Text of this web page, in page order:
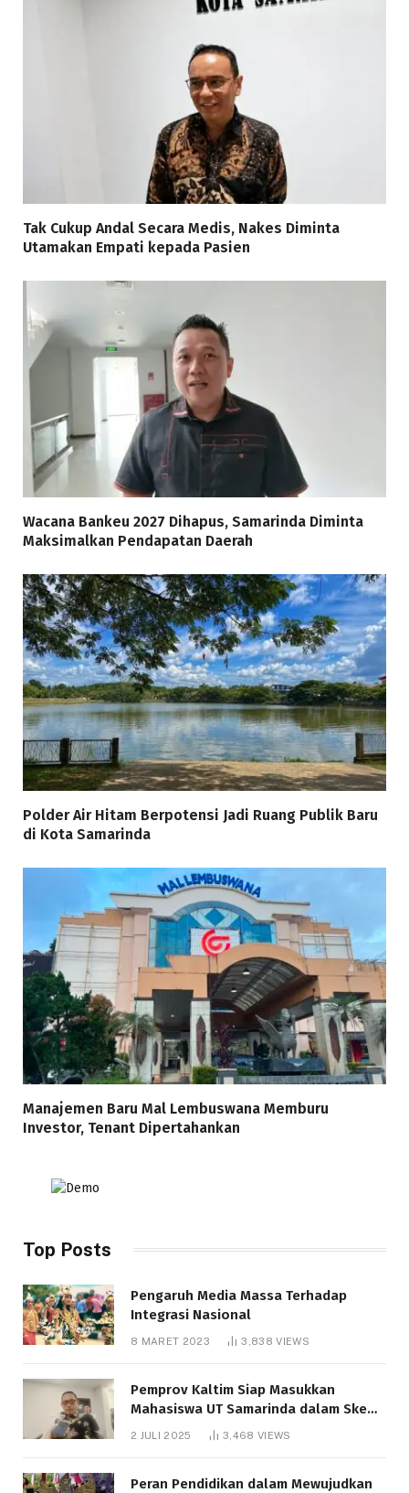
Tak Cukup Andal Secara Medis, Nakes Diminta
Utamakan Empati kepada Pasien
Wacana Bankeu 2027 Dihapus, Samarinda Diminta
Maksimalkan Pendapatan Daerah
Polder Air Hitam Berpotensi Jadi Ruang Publik Baru
di Kota Samarinda
Manajemen Baru Mal Lembuswana Memburu
Investor, Tenant Dipertahankan
Top Posts
Pengaruh Media Massa Terhadap
Integrasi Nasional
8 MARET 2023 3,838VIEWS
Pemprov Kaltim Siap Masukkan
Mahasiswa UT Samarinda dalam Skema
Bantuan Pendidikan Gratispol
2 JULI 2025 3,468 VIEWS
Peran Pendidikan dalam Mewujudkan